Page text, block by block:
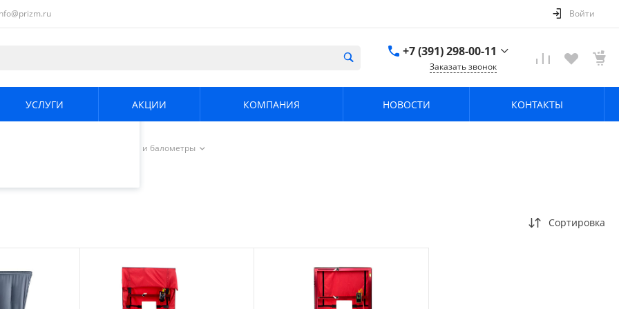
и
Продолжая
использования.
.
Войти
+7 (391) 298-00-11
г. Красноярск, пер.
Заказать звонок
УСЛУГИ АКЦИИ КОМПАНИЯ НОВОСТИ КОНТАКТЫ
и охрана труда Аэродвери и балометры
Сортировка